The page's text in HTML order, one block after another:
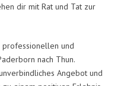
dir mit Rat und Tat zur
und
nach Thun.
Angebot und